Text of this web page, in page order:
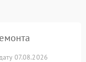
07.08.2026